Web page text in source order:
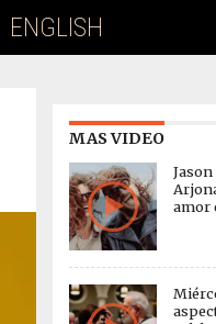
ENGLISH
MAS VIDEO
amor